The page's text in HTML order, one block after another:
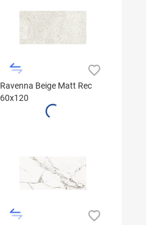
Ravenna Beige Matt Rec
60x120